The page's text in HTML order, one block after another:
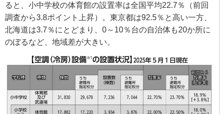
ると、小中学校の体育館の設置率は全国平均22.7％（前回
調査から3.8ポイント上昇）。東京都は92.5％と高い一方、
北海道は3.7％にとどまり、0～10％台の自治体も20か所に
のぼるなど、地域差が大きい。